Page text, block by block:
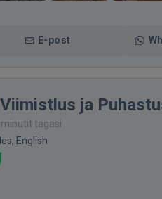
E-post
Viimistlus ja
minutit tagasi
English